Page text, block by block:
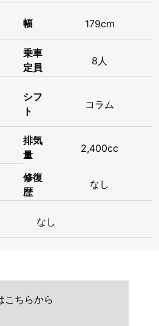
幅 179cm
乗車
定員
8人
シフ
ト
コラム
排気
量
2,400cc
修復
歴
なし
なし
こちらから